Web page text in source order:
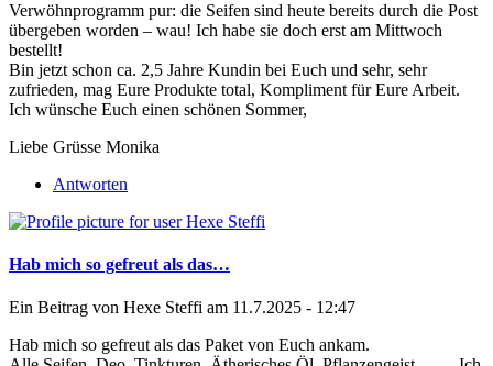
Verwöhnprogramm pur: die Seifen sind heute bereits durch die Post
übergeben worden – wau! Ich habe sie doch erst am Mittwoch
bestellt!
Bin jetzt schon ca. 2,5 Jahre Kundin bei Euch und sehr, sehr
zufrieden, mag Eure Produkte total, Kompliment für Eure Arbeit.
Ich wünsche Euch einen schönen Sommer,
Liebe Grüsse Monika
Antworten
Hab mich so gefreut als das…
Ein Beitrag von Hexe Steffi am 11.7.2025 - 12:47
Hab mich so gefreut als das Paket von Euch ankam.